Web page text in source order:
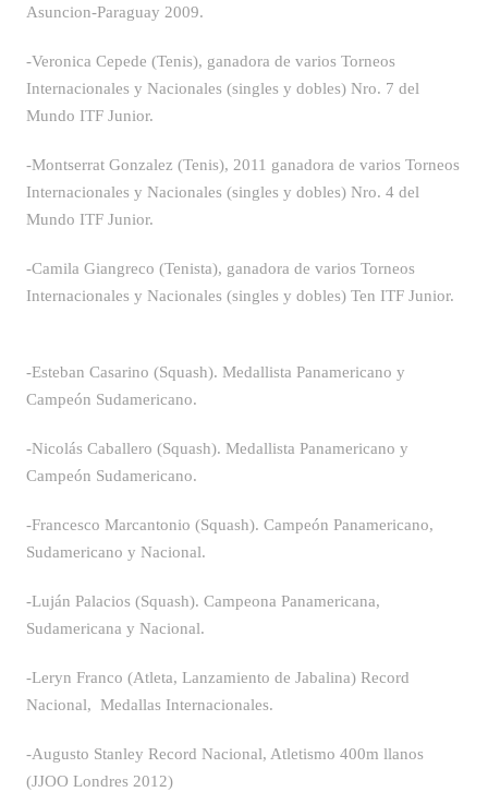
Asuncion-Paraguay 2009.
-Veronica Cepede (Tenis), ganadora de varios Torneos
Internacionales y Nacionales (singles y dobles) Nro. 7 del
Mundo ITF Junior.
-Montserrat Gonzalez (Tenis), 2011 ganadora de varios Torneos
Internacionales y Nacionales (singles y dobles) Nro. 4 del
Mundo ITF Junior.
-Camila Giangreco (Tenista), ganadora de varios Torneos
Internacionales y Nacionales (singles y dobles) Ten ITF Junior.
-Esteban Casarino (Squash). Medallista Panamericano y
Campeón Sudamericano.
-Nicolás Caballero (Squash). Medallista Panamericano y
Campeón Sudamericano.
-Francesco Marcantonio (Squash). Campeón Panamericano,
Sudamericano y Nacional.
-Luján Palacios (Squash). Campeona Panamericana,
Sudamericana y Nacional.
-Leryn Franco (Atleta, Lanzamiento de Jabalina) Record
Nacional, Medallas Internacionales.
-Augusto Stanley Record Nacional, Atletismo 400m llanos
(JJOO Londres 2012)